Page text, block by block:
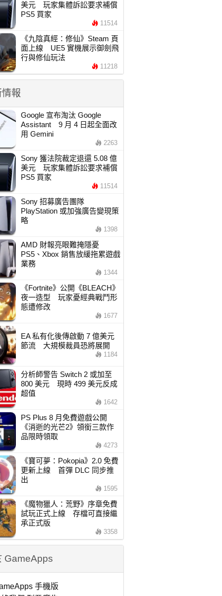
美元 玩家集體訴訟要求補償
PS5 買家
11514
《九陰真經：修仙》Steam 頁
面上線 UE5 實機展示御劍飛
行與修仙玩法
11218
報
Google 宣布淘汰 Google
Assistant 9 月 4 日起全面改
用 Gemini
2263
Sony 獲法院裁定退還 5.08 億
美元 玩家集體訴訟要求補償
PS5 買家
11514
Sony 招募廣告團隊
PlayStation 或加強廣告變現策
略
1398
AMD 財報亮眼難掩隱憂
PS5、Xbox 銷售放緩拖累遊戲
業務
1344
《Fortnite》公開《BLEACH》
夜一造型 玩家憂經典戰鬥形
態遭修改
1677
EA 私有化後傳啟動 7 億美元
節流 大規模裁員恐將展開
1184
分析師警告 Switch 2 或加至
800 美元 現時 499 美元反成
超值
1642
PS Plus 8 月免費遊戲公開
《消逝的光芒2》領銜三款作
品限時領取
4273
《寶可夢：Pokopia》2.0 免費
更新上線 首彈 DLC 同步推
出
1595
《魔物獵人：荒野》序章免費
試玩正式上線 存檔可直接繼
承正式版
3358
GameApps
手機版